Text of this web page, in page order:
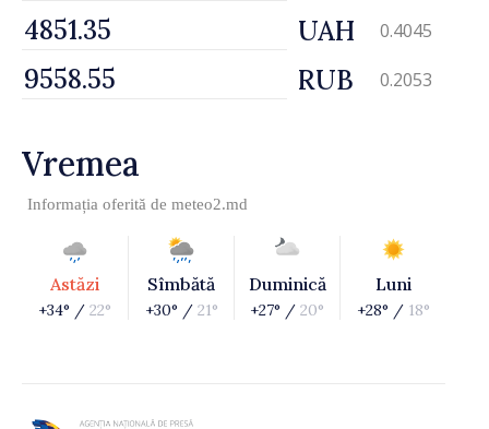
UAH 0.4045
RUB 0.2053
Vremea
Informația oferită de meteo2.md
Astăzi
+34° / 22°
Sîmbătă
+30° / 21°
Duminică
+27° / 20°
Luni
+28° / 18°